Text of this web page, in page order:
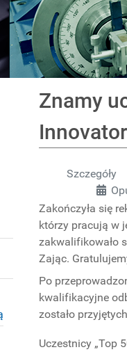
Znamy
Szczegóły
Zakończyła się
którzy pracują w
zakwalifikowało
Zając.
Po
kwalifikacyjne
zostało
Uczestnicy „Top